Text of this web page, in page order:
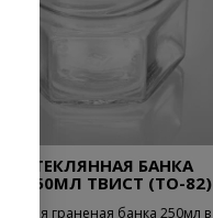
250 СТЕКЛЯННАЯ БАНКА
250МЛ ТВИСТ (ТО-82)
граненая банка 250мл в